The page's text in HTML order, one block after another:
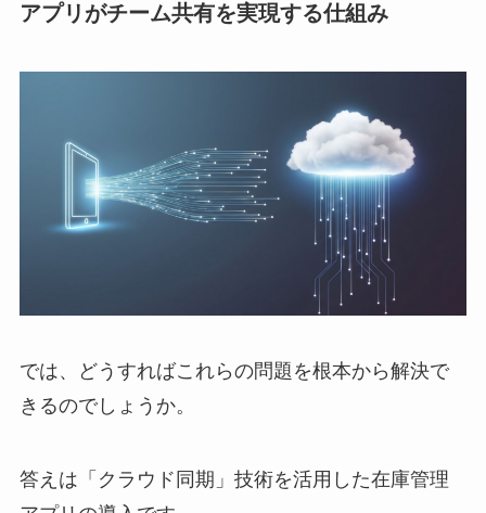
アプリがチーム共有を実現する仕組み
では、どうすればこれらの問題を根本から解決で
きるのでしょうか。
答えは「クラウド同期」技術を活用した在庫管理